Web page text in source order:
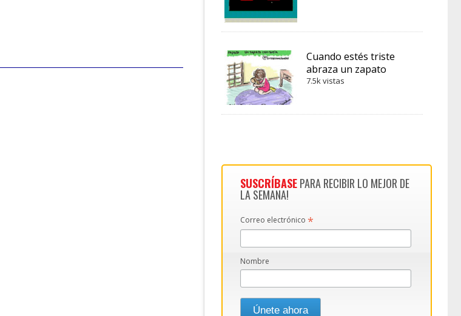
Cuando estés triste
abraza un zapato
7.5k vistas
SUSCRÍBASEPARA RECIBIR LO MEJOR DE
LA SEMANA!
Correo electrónico *
Nombre